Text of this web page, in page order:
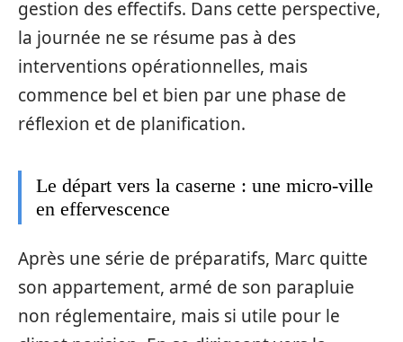
gestion des effectifs. Dans cette perspective,
la journée ne se résume pas à des
interventions opérationnelles, mais
commence bel et bien par une phase de
réflexion et de planification.
Le départ vers la caserne : une micro-ville
en effervescence
Après une série de préparatifs, Marc quitte
son appartement, armé de son parapluie
non réglementaire, mais si utile pour le